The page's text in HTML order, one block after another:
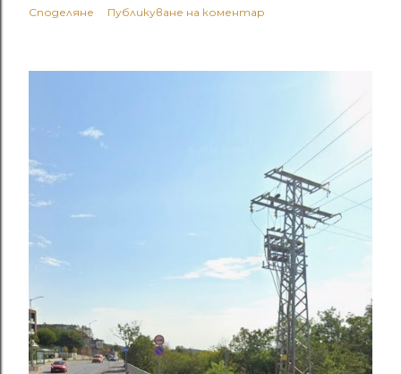
Споделяне Публикуване на коментар